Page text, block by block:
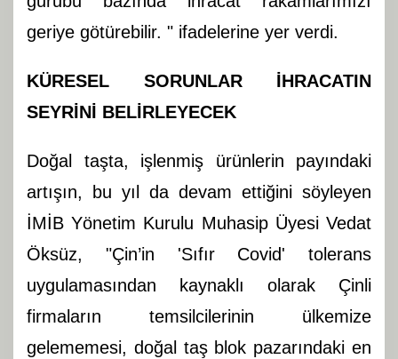
geriye götürebilir. " ifadelerine yer verdi.
KÜRESEL SORUNLAR İHRACATIN
SEYRİNİ BELİRLEYECEK
Doğal taşta, işlenmiş ürünlerin payındaki
artışın, bu yıl da devam ettiğini söyleyen
İMİB Yönetim Kurulu Muhasip Üyesi Vedat
Öksüz, "Çin’in 'Sıfır Covid' tolerans
uygulamasından kaynaklı olarak Çinli
firmaların temsilcilerinin ülkemize
gelememesi, doğal taş blok pazarındaki en